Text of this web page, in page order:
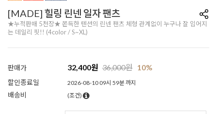
[MADE] 힐링 린넨 일자 팬츠
★누적판매 5천장★ 쫀득한 텐션의 린넨 팬츠 체형 관계없이 누구나 잘 입어지
는 데일리 핏!! (4color / S~XL)
판매가 32,400원 36,000원 10%
할인종료일 2026-08-10 09시 59분 까지
배송비 (조건)